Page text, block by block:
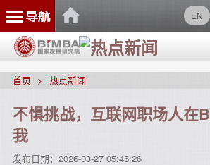
EN
首页 热点新闻
不惧挑战，互联网职场人在
我
发布日期： 2026-03-27 05:45:26